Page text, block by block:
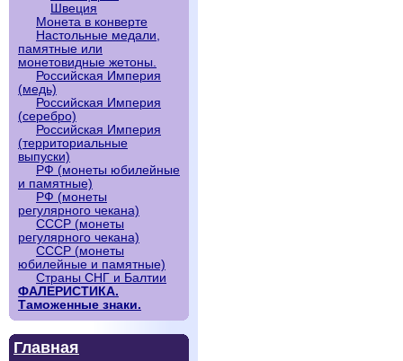
Швеция
Монета в конверте
Настольные медали,
памятные или
монетовидные жетоны.
Российская Империя
(медь)
Российская Империя
(серебро)
Российская Империя
(территориальные
выпуски)
РФ (монеты юбилейные
и памятные)
РФ (монеты
регулярного чекана)
СССР (монеты
регулярного чекана)
СССР (монеты
юбилейные и памятные)
Страны СНГ и Балтии
ФАЛЕРИСТИКА.
Таможенные знаки.
Главная